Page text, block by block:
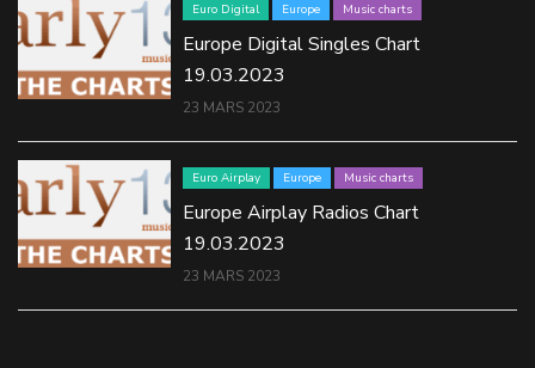
Euro Digital Europe Music charts
Europe Digital Singles Chart
19.03.2023
23 MARS 2023
Euro Airplay Europe Music charts
Europe Airplay Radios Chart
19.03.2023
23 MARS 2023